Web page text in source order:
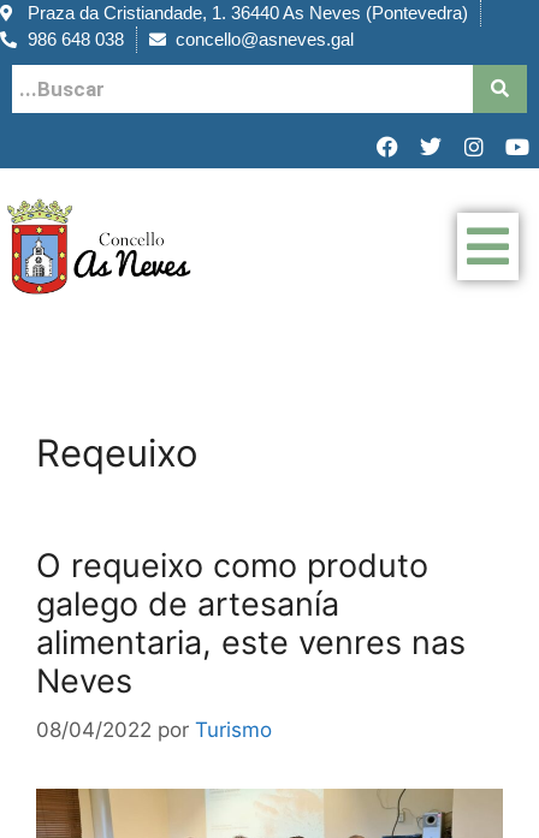
Praza da Cristiandade, 1. 36440 As Neves (Pontevedra)
986 648 038
concello@asneves.gal
Reqeuixo
O requeixo como produto
galego de artesanía
alimentaria, este venres nas
Neves
08/04/2022 por Turismo